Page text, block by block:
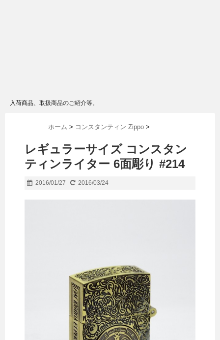
入荷商品、取扱商品のご紹介等。
ホーム > コンスタンティン Zippo >
レギュラーサイズ コンスタン
ティンライター 6面彫り #214
2016/01/27 2016/03/24